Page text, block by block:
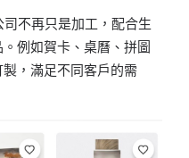
不再只是加工，配合生
例如賀卡、桌曆、拼圖
，滿足不同客戶的需